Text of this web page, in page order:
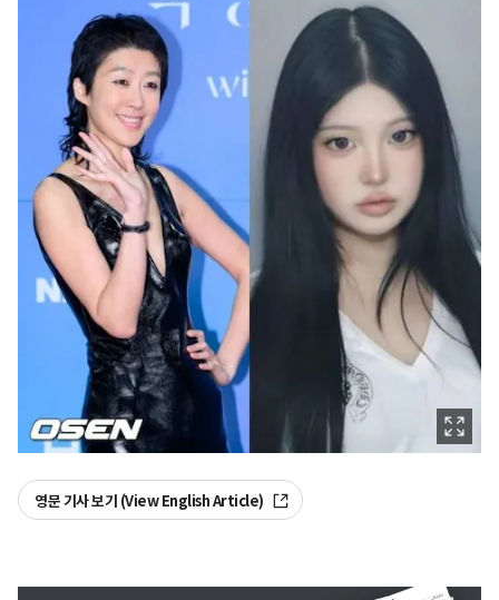
영문 기사 보기 (View English Article)